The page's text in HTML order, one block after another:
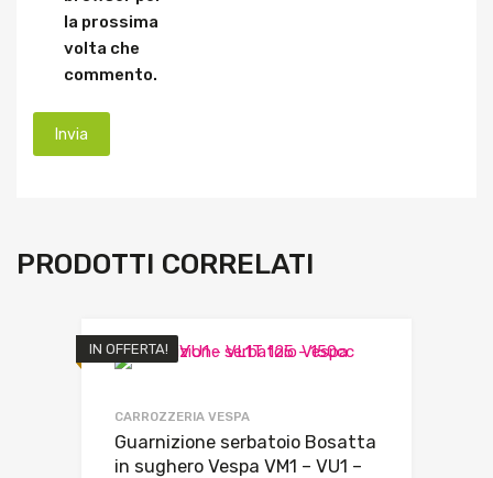
la prossima
volta che
commento.
PRODOTTI CORRELATI
IN OFFERTA!
CARROZZERIA VESPA
Guarnizione serbatoio Bosatta
in sughero Vespa VM1 – VU1 –